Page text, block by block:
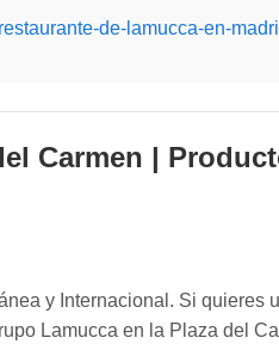
de-lamucca-en-
Carmen |
y Internacional. Si quieres
Lamucca en la Plaza del